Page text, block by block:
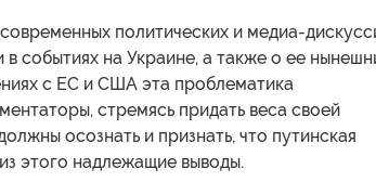
политических и медиа-
событиях на Украине, а также о ее
с ЕС и США эта проблематика
стремясь придать веса своей
осознать и признать, что путинская
этого надлежащие выводы.